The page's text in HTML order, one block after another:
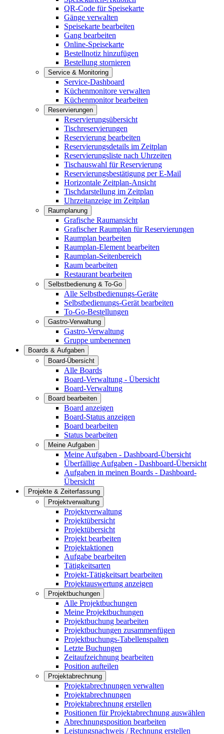
QR-Code für Speisekarte
Gänge verwalten
Speisekarte bearbeiten
Gang bearbeiten
Online-Speisekarte
Bestellnotiz hinzufügen
Bestellung stornieren
Service & Monitoring
Service-Dashboard
Küchenmonitore verwalten
Küchenmonitor bearbeiten
Reservierungen
Reservierungsübersicht
Tischreservierungen
Reservierung bearbeiten
Reservierungsdetails im Zeitplan
Reservierungsliste nach Uhrzeiten
Tischauswahl für Reservierung
Reservierungsbestätigung per E-Mail
Horizontale Zeitplan-Ansicht
Tischdarstellung im Zeitplan
Uhrzeitanzeige im Zeitplan
Raumplanung
Grafische Raumansicht
Grafischer Raumplan für Reservierungen
Raumplan bearbeiten
Raumplan-Element bearbeiten
Raumplan-Seitenbereich
Raum bearbeiten
Restaurant bearbeiten
Selbstbedienung & To-Go
Alle Selbstbedienungs-Geräte
Selbstbedienungs-Gerät bearbeiten
To-Go-Bestellungen
Gastro-Verwaltung
Gastro-Verwaltung
Gruppe umbenennen
Boards & Aufgaben
Board-Übersicht
Alle Boards
Board-Verwaltung - Übersicht
Board-Verwaltung
Board bearbeiten
Board anzeigen
Board-Status anzeigen
Board bearbeiten
Status bearbeiten
Meine Aufgaben
Meine Aufgaben - Dashboard-Übersicht
Überfällige Aufgaben - Dashboard-Übersicht
Aufgaben in meinen Boards - Dashboard-
Übersicht
Projekte & Zeiterfassung
Projektverwaltung
Projektverwaltung
Projektübersicht
Projektübersicht
Projekt bearbeiten
Projektaktionen
Aufgabe bearbeiten
Tätigkeitsarten
Projekt-Tätigkeitsart bearbeiten
Projektauswertung anzeigen
Projektbuchungen
Alle Projektbuchungen
Meine Projektbuchungen
Projektbuchung bearbeiten
Projektbuchungen zusammenfügen
Projektbuchungs-Tabellenspalten
Letzte Buchungen
Zeitaufzeichnung bearbeiten
Position aufteilen
Projektabrechnung
Projektabrechnungen verwalten
Projektabrechnungen
Projektabrechnung erstellen
Positionen für Projektabrechnung auswählen
Abrechnungsposition bearbeiten
Leistungsnachweis / Rechnung erstellen